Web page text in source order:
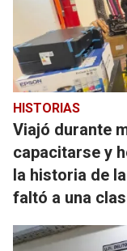
HISTORIAS
Viajó durante
capacitarse y
la historia de
faltó a una